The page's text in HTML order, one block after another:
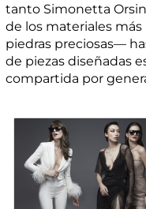
tanto Simonetta
de los materiales
piedras preciosas—
de piezas diseñadas
compartida por